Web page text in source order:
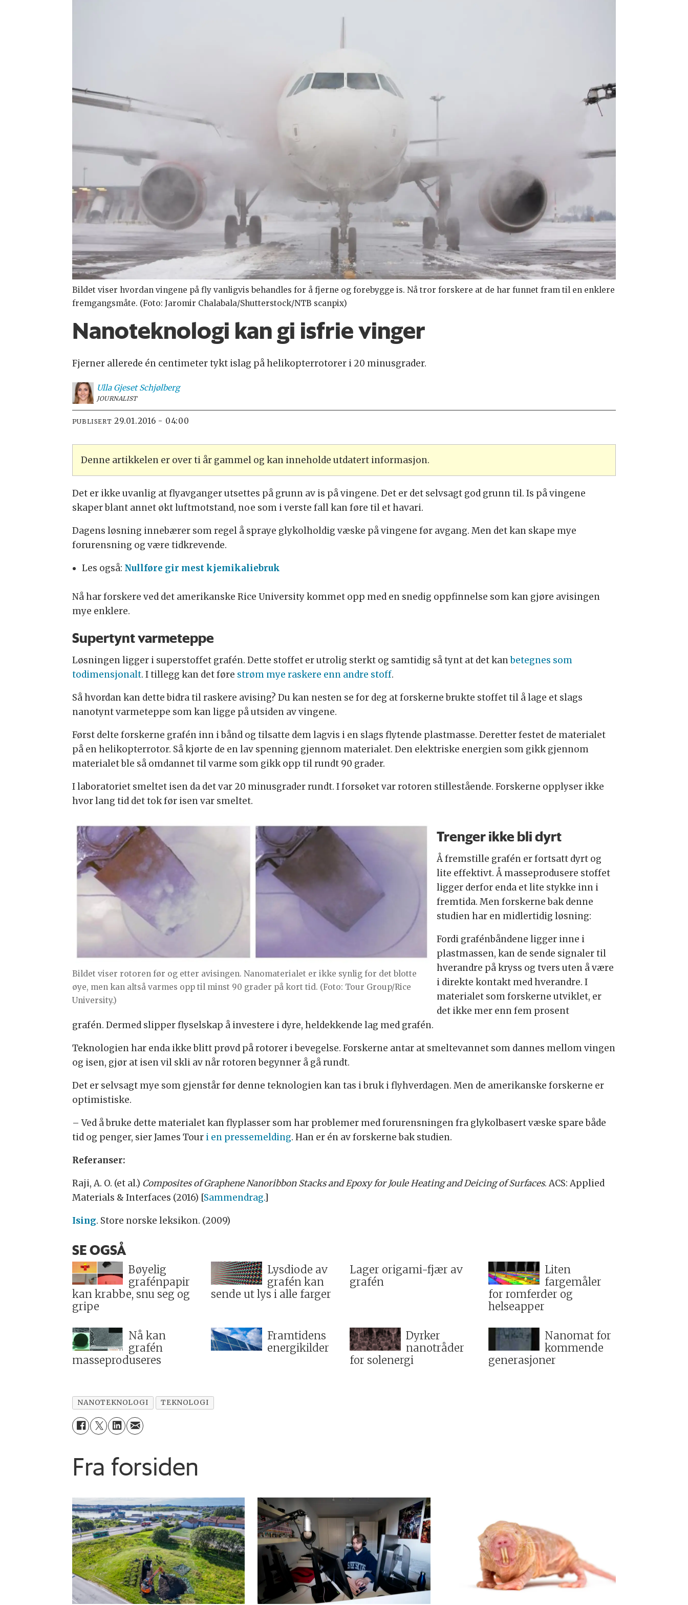
Bildet viser hvordan vingene på fly vanligvis behandles for å fjerne og forebygge is. Nå tror forskere at de har funnet fram til en enklere
fremgangsmåte. (Foto: Jaromir Chalabala/Shutterstock/NTB scanpix)
Nanoteknologi kan gi isfrie vinger
Fjerner allerede én centimeter tykt islag på helikopterrotorer i 20 minusgrader.
Ulla Gjeset Schjølberg
JOURNALIST
PUBLISERT 29.01.2016 - 04:00
Denne artikkelen er over ti år gammel og kan inneholde utdatert informasjon.
Det er ikke uvanlig at flyavganger utsettes på grunn av is på vingene. Det er det selvsagt god grunn til. Is på vingene
skaper blant annet økt luftmotstand, noe som i verste fall kan føre til et havari.
Dagens løsning innebærer som regel å spraye glykolholdig væske på vingene før avgang. Men det kan skape mye
forurensning og være tidkrevende.
Les også: Nullføre gir mest kjemikaliebruk
Nå har forskere ved det amerikanske Rice University kommet opp med en snedig oppfinnelse som kan gjøre avisingen
mye enklere.
Supertynt varmeteppe
Løsningen ligger i superstoffet grafén. Dette stoffet er utrolig sterkt og samtidig så tynt at det kanbetegnes som
todimensjonalt. I tillegg kan det føre strøm mye raskere enn andre stoff.
Så hvordan kan dette bidra til raskere avising? Du kan nesten se for deg at forskerne brukte stoffet til å lage et slags
nanotynt varmeteppe som kan ligge på utsiden av vingene.
Først delte forskerne grafén inn i bånd og tilsatte dem lagvis i en slags flytende plastmasse. Deretter festet de materialet
på en helikopterrotor. Så kjørte de en lav spenning gjennom materialet. Den elektriske energien som gikk gjennom
materialet ble så omdannet til varme som gikk opp til rundt 90 grader.
I laboratoriet smeltet isen da det var 20 minusgrader rundt. I forsøket var rotoren stillestående. Forskerne opplyser ikke
hvor lang tid det tok før isen var smeltet.
Bildet viser rotoren før og etter avisingen. Nanomaterialet er ikke synlig for det blotte
øye, men kan altså varmes opp til minst 90 grader på kort tid. (Foto: Tour Group/Rice
University.)
Trenger ikke bli dyrt
Å fremstille grafén er fortsatt dyrt og
lite effektivt. Å masseprodusere stoffet
ligger derfor enda et lite stykke inn i
fremtida. Men forskerne bak denne
studien har en midlertidig løsning:
Fordi grafénbåndene ligger inne i
plastmassen, kan de sende signaler til
hverandre på kryss og tvers uten å være
i direkte kontakt med hverandre. I
materialet som forskerne utviklet, er
det ikke mer enn fem prosent
grafén. Dermed slipper flyselskap å investere i dyre, heldekkende lag med grafén.
Teknologien har enda ikke blitt prøvd på rotorer i bevegelse. Forskerne antar at smeltevannet som dannes mellom vingen
og isen, gjør at isen vil skli av når rotoren begynner å gå rundt.
Det er selvsagt mye som gjenstår før denne teknologien kan tas i bruk i flyhverdagen. Men de amerikanske forskerne er
optimistiske.
– Ved å bruke dette materialet kan flyplasser som har problemer med forurensningen fra glykolbasert væske spare både
tid og penger, sier James Tour i en pressemelding. Han er én av forskerne bak studien.
Referanser:
Raji, A. O. (et al.) Composites of Graphene Nanoribbon Stacks and Epoxy for Joule Heating and Deicing of Surfaces. ACS: Applied
Materials & Interfaces (2016) [Sammendrag.]
Ising. Store norske leksikon. (2009)
SE OGSÅ
Bøyelig
grafénpapir
kan krabbe, snu seg og
gripe
Lysdiode av
grafén kan
sende ut lys i alle farger
Lager origami-fjær av
grafén
Liten
fargemåler
for romferder og
helseapper
Nå kan
grafén
masseproduseres
Framtidens
energikilder
Dyrker
nanotråder
for solenergi
Nanomat for
kommende
generasjoner
NANOTEKNOLOGI TEKNOLOGI
Fra forsiden